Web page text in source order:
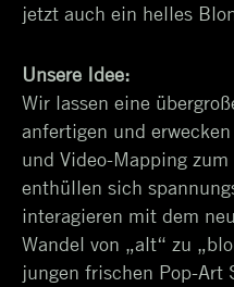
jetzt auch ein helles
Unsere Idee:
Wir lassen eine
anfertigen und
und Video-Mapping
enthüllen sich
interagieren mit dem
Wandel von „alt“ zu
jungen frischen Pop-Art